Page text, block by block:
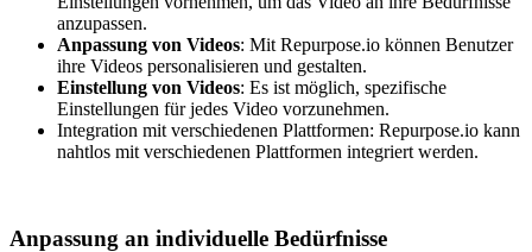
anzupassen.
Anpassung von Videos: Mit Repurpose.io können Benutzer
ihre Videos personalisieren und gestalten.
Einstellung von Videos: Es ist möglich, spezifische
Einstellungen für jedes Video vorzunehmen.
Integration mit verschiedenen Plattformen: Repurpose.io kann
nahtlos mit verschiedenen Plattformen integriert werden.
Anpassung an individuelle Bedürfnisse